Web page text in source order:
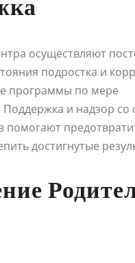
осуществляют
подростка и
программы по мере
и надзор со
помогают
достигнутые